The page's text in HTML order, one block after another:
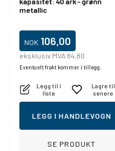
metallic
NOK 106,00
eksklusiv MVA 84,80
Eventuelt frakt kommer i tillegg.
Legg til i
liste
Lagre til
senere
LEGG I HANDLEVOGN
SE PRODUKT